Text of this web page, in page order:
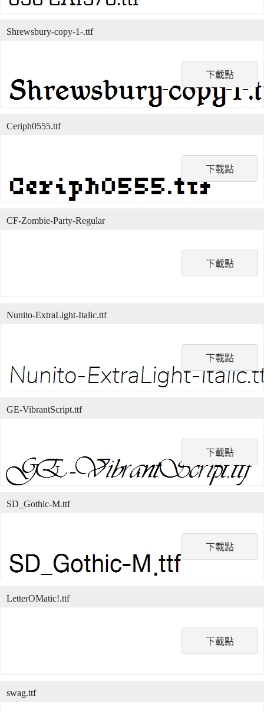
下載點
Shrewsbury-copy-1-.ttf
下載點
Ceriph0555.ttf
下載點
CF-Zombie-Party-Regular
下載點
Nunito-ExtraLight-Italic.ttf
下載點
GE-VibrantScript.ttf
下載點
SD_Gothic-M.ttf
下載點
LetterOMatic!.ttf
swag.ttf